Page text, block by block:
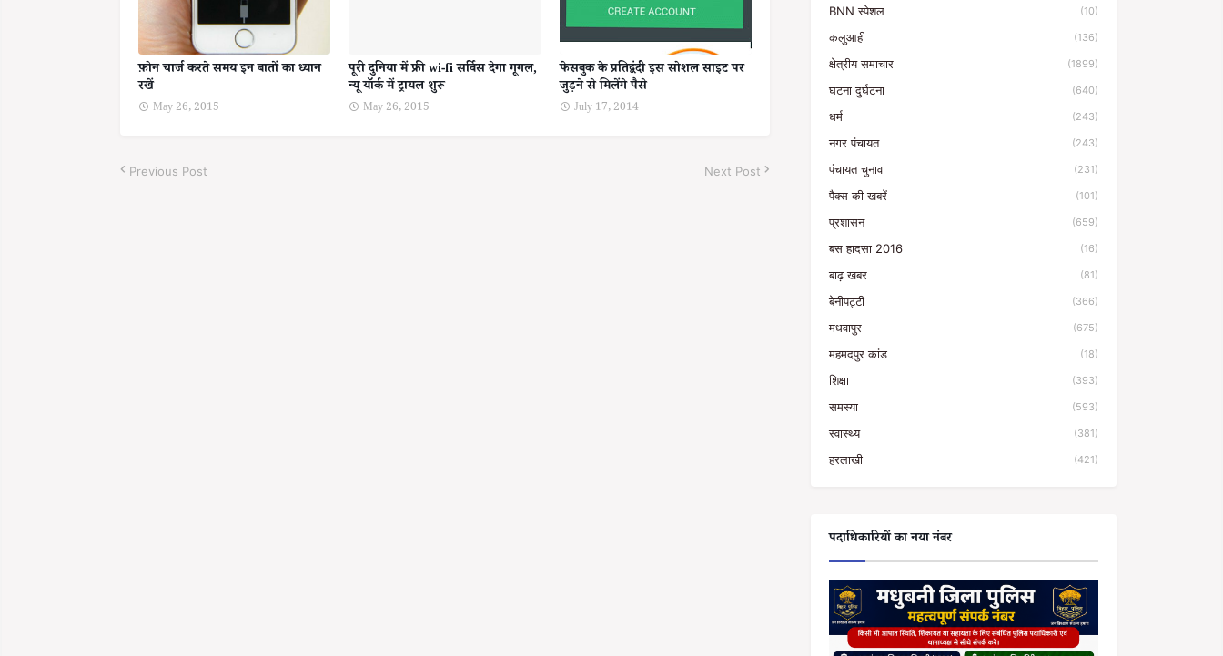
फ़ोन चार्ज करते समय इन बातों का ध्यान
रखें
May 26, 2015
पूरी दुनिया में फ्री wi-fi सर्विस देगा गूगल,
न्यू यॉर्क में ट्रायल शुरू
May 26, 2015
फेसबुक के प्रतिद्वंदी इस सोशल साइट पर
जुड़ने से मिलेंगे पैसे
July 17, 2014
Previous Post Next Post
BNN स्पेशल (10)
कलुआही (136)
क्षेत्रीय समाचार (1899)
घटना दुर्घटना (640)
धर्म (243)
नगर पंचायत (243)
पंचायत चुनाव (231)
पैक्स की खबरें (101)
प्रशासन (659)
बस हादसा 2016 (16)
बाढ़ खबर (81)
बेनीपट्टी (366)
मधवापुर (675)
महमदपुर कांड (18)
शिक्षा (393)
समस्या (593)
स्वास्थ्य (381)
हरलाखी (421)
पदाधिकारियों का नया नंबर